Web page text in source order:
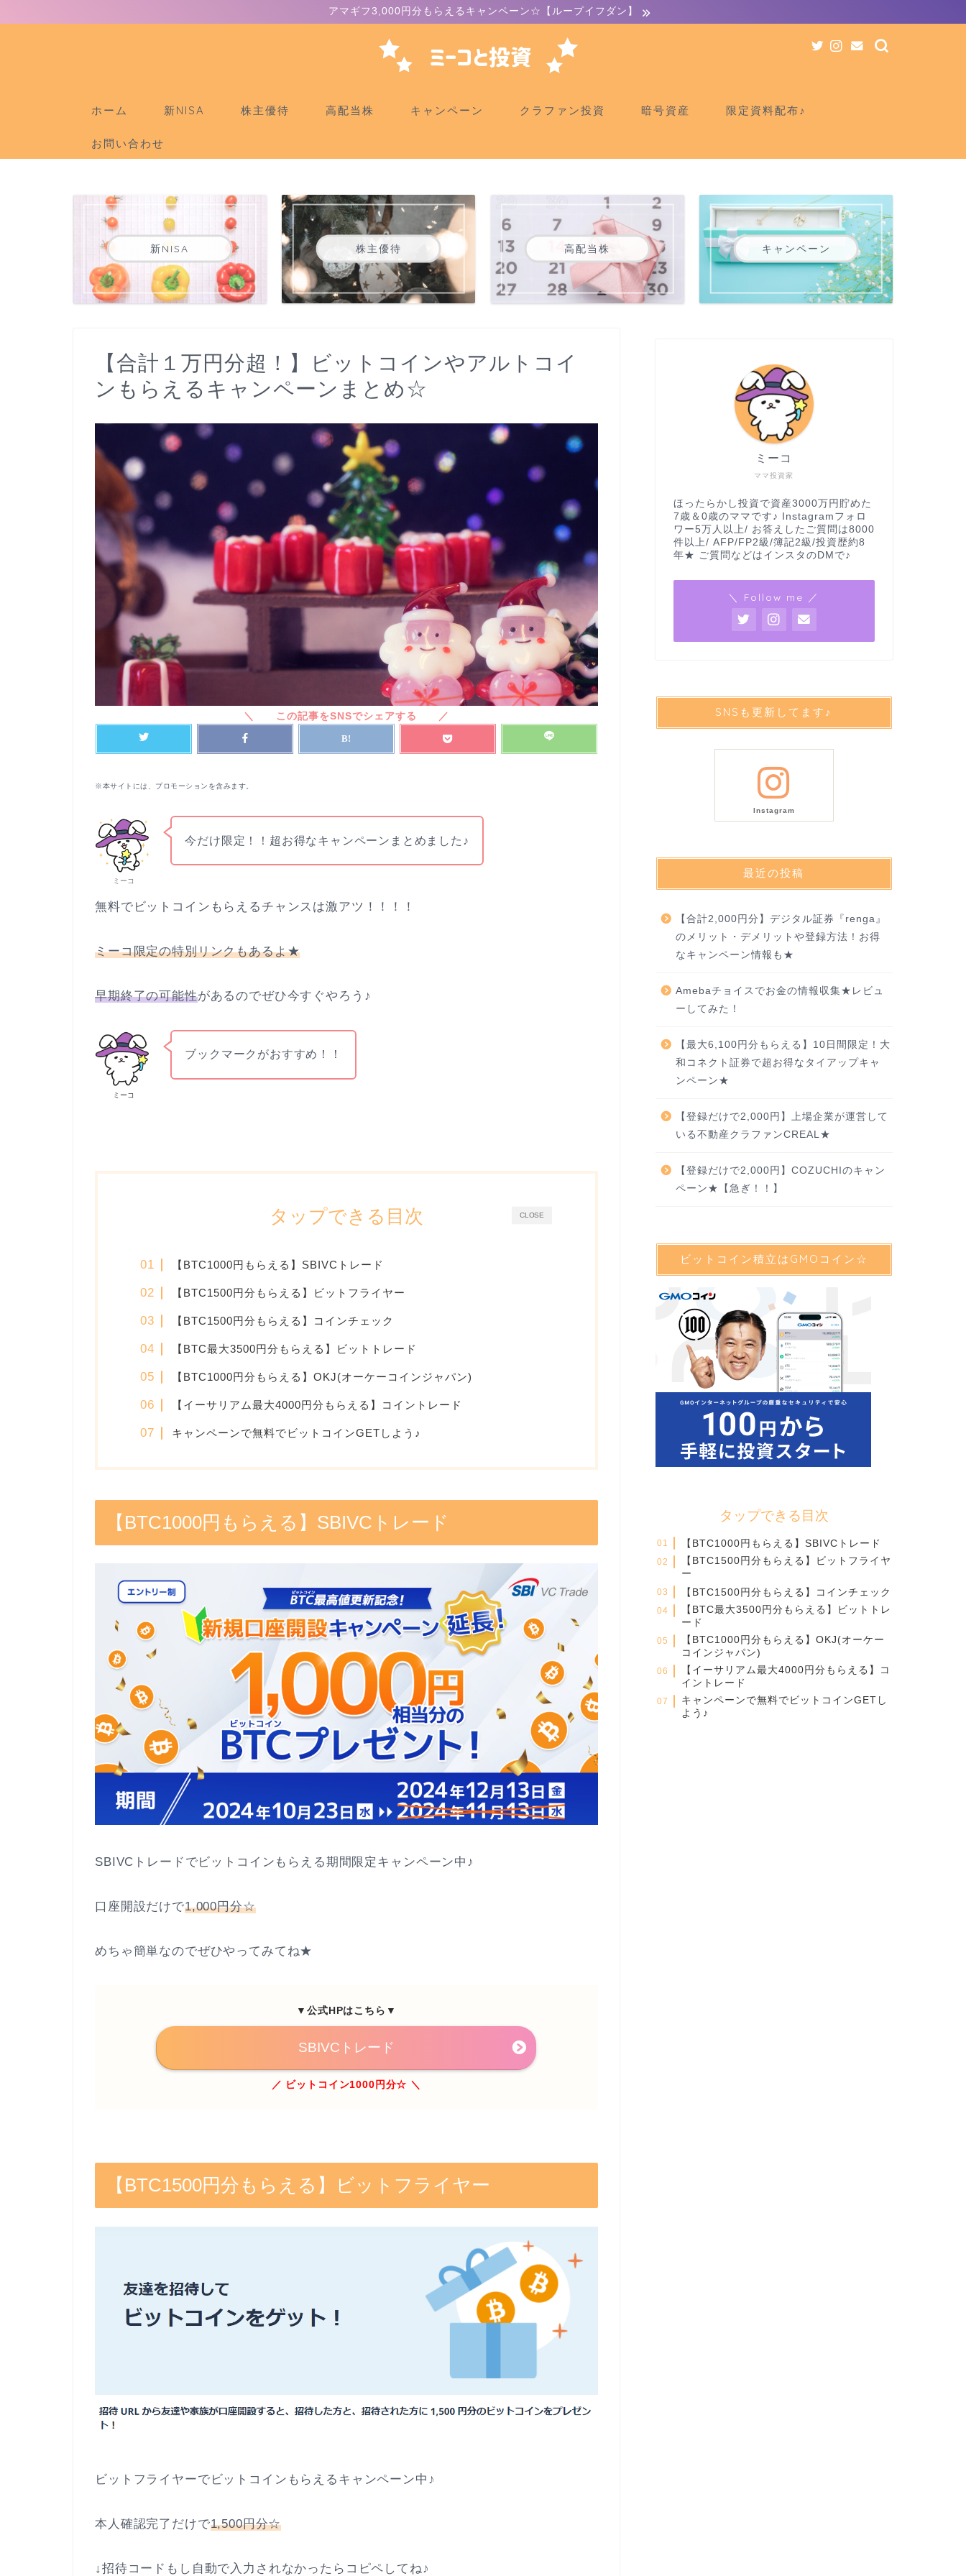
アマギフ3,000円分もらえるキャンペーン☆【ループイフダン】
ホーム 新NISA 株主優待 高配当株 キャンペーン クラファン投資 暗号資産 限定資料配布♪
お問い合わせ
新NISA 株主優待 高配当株 キャンペーン
【合計１万円分超！】ビットコインやアルトコイ
ンもらえるキャンペーンまとめ☆
※本サイトには、プロモーションを含みます。
ミーコ
今だけ限定！！超お得なキャンペーンまとめました♪
無料でビットコインもらえるチャンスは激アツ！！！！
ミーコ限定の特別リンクもあるよ★
早期終了の可能性があるのでぜひ今すぐやろう♪
ミーコ
ブックマークがおすすめ！！
CLOSE
タップできる目次
【BTC1000円もらえる】SBIVCトレード
【BTC1500円分もらえる】ビットフライヤー
【BTC1500円分もらえる】コインチェック
【BTC最大3500円分もらえる】ビットトレード
【BTC1000円分もらえる】OKJ(オーケーコインジャパン)
【イーサリアム最大4000円分もらえる】コイントレード
キャンペーンで無料でビットコインGETしよう♪
【BTC1000円もらえる】SBIVCトレード
SBIVCトレードでビットコインもらえる期間限定キャンペーン中♪
口座開設だけで1,000円分☆
めちゃ簡単なのでぜひやってみてね★
▼公式HPはこちら▼
SBIVCトレード
／ ビットコイン1000円分☆ ＼
【BTC1500円分もらえる】ビットフライヤー
ビットフライヤーでビットコインもらえるキャンペーン中♪
本人確認完了だけで1,500円分☆
↓招待コードもし自動で入力されなかったらコピペしてね♪
ママ投資家
ミーコ
ほったらかし投資で資産3000万円貯めた
7歳＆0歳のママです♪ Instagramフォロ
ワー5万人以上/ お答えしたご質問は8000
件以上/ AFP/FP2級/簿記2級/投資歴約8
年★ ご質問などはインスタのDMで♪
＼ Follow me ／
SNSも更新してます♪
Instagram
最近の投稿
【合計2,000円分】デジタル証券『renga』
のメリット・デメリットや登録方法！お得
なキャンペーン情報も★
Amebaチョイスでお金の情報収集★レビュ
ーしてみた！
【最大6,100円分もらえる】10日間限定！大
和コネクト証券で超お得なタイアップキャ
ンペーン★
【登録だけで2,000円】上場企業が運営して
いる不動産クラファンCREAL★
【登録だけで2,000円】COZUCHIのキャン
ペーン★【急ぎ！！】
ビットコイン積立はGMOコイン☆
タップできる目次
【BTC1000円もらえる】SBIVCトレード
【BTC1500円分もらえる】ビットフライヤ
ー
【BTC1500円分もらえる】コインチェック
【BTC最大3500円分もらえる】ビットトレ
ード
【BTC1000円分もらえる】OKJ(オーケー
コインジャパン)
【イーサリアム最大4000円分もらえる】コ
イントレード
キャンペーンで無料でビットコインGETし
よう♪